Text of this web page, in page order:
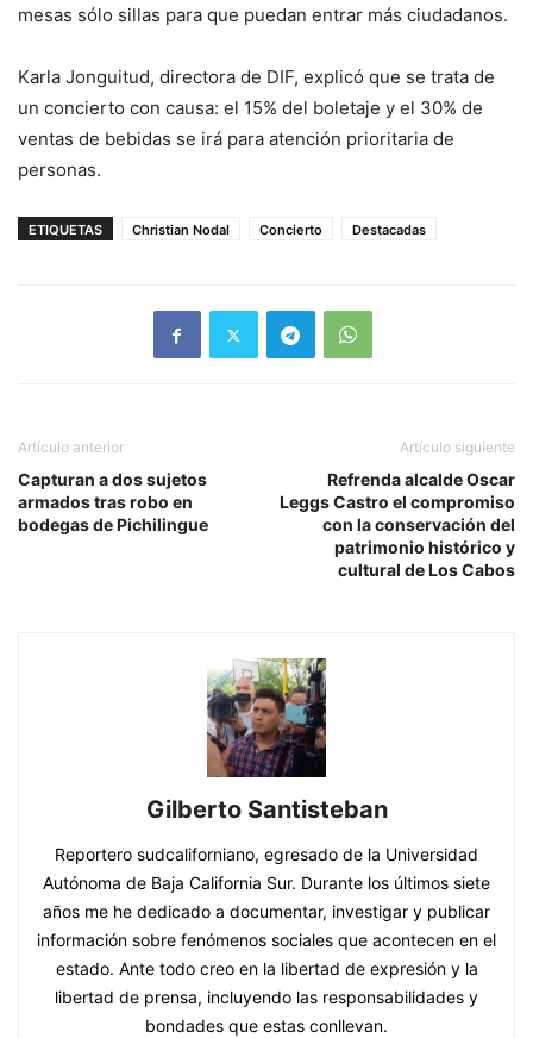
mesas sólo sillas para que puedan entrar más ciudadanos.
Karla Jonguitud, directora de DIF, explicó que se trata de
un concierto con causa: el 15% del boletaje y el 30% de
ventas de bebidas se irá para atención prioritaria de
personas.
ETIQUETAS Christian Nodal Concierto Destacadas
Artículo anterior
Capturan a dos sujetos
armados tras robo en
bodegas de Pichilingue
Artículo siguiente
Refrenda alcalde Oscar
Leggs Castro el compromiso
con la conservación del
patrimonio histórico y
cultural de Los Cabos
Gilberto Santisteban
Reportero sudcaliforniano, egresado de la Universidad
Autónoma de Baja California Sur. Durante los últimos siete
años me he dedicado a documentar, investigar y publicar
información sobre fenómenos sociales que acontecen en el
estado. Ante todo creo en la libertad de expresión y la
libertad de prensa, incluyendo las responsabilidades y
bondades que estas conllevan.